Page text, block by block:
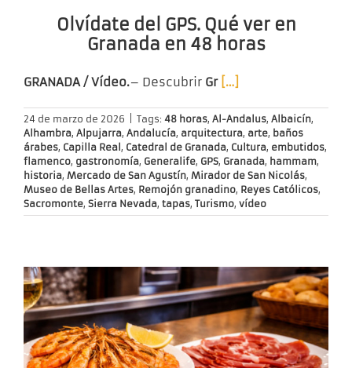
Olvídate del GPS. Qué ver en
Granada en 48 horas
GRANADA / Vídeo.– Descubrir Gr […]
24 de marzo de 2026 Tags: 48 horas, Al-Andalus, Albaicín,
Alhambra, Alpujarra, Andalucía, arquitectura, arte, baños
árabes, Capilla Real , Catedral de Granada, Cultura, embutidos,
flamenco, gastronomía, Generalife, GPS, Granada, hammam,
historia, Mercado de San Agustín, Mirador de San Nicolás,
Museo de Bellas Artes, Remojón granadino, Reyes Católicos,
Sacromonte, Sierra Nevada, tapas, Turismo, vídeo